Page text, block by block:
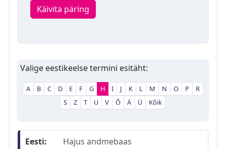
Käivita päring
Valige eestikeelse termini esitäht:
A B C D E F G H I J K L M N O P
R
S
Z T U V Õ Ä Ü Kõik
Eesti:
Hajus andmebaas